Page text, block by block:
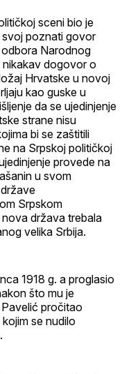
sceni bio je
svoj poznati govor
Narodnog
nikakav dogovor o
Hrvatske u novoj
kao guske u
da se ujedinjenje
strane nisu
bi se zaštitili
na Srpskoj političkoj
provede na
u svom
Srpskom
država trebala
velika Srbija.
1918 g. a proglasio
što mu je
pročitao
se nudilo